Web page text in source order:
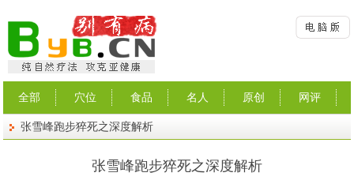
全部 穴位 食品 名人 原创 网评
张雪峰跑步猝死之深度解析
张雪峰跑步猝死之深度解析